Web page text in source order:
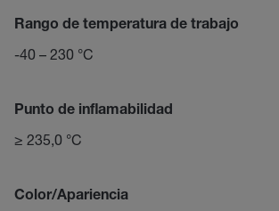
Rango de temperatura de trabajo
-40 – 230 °C
Punto de inflamabilidad
≥ 235,0 °C
Color/Apariencia